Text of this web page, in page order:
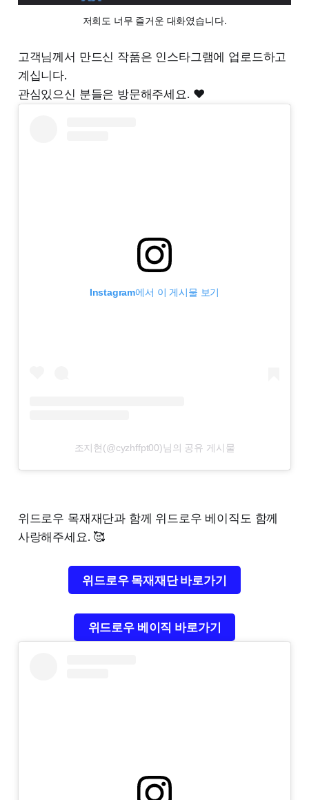
저희도 너무 즐거운 대화였습니다.
고객님께서 만드신 작품은 인스타그램에 업로드하고
계십니다.
관심있으신 분들은 방문해주세요. ❤️
Instagram에서 이 게시물 보기
조지현(@cyzhffpt00)님의 공유 게시물
위드로우 목재재단과 함께 위드로우 베이직도 함께
사랑해주세요. 🥰
위드로우 목재재단 바로가기
위드로우 베이직 바로가기